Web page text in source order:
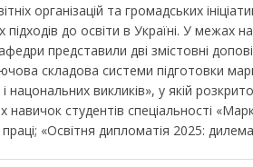
організацій та громадських
підходів до освіти в Україні. У межах
представили дві змістовні
складова системи підготовки
нацональних викликів», у якій
студентів спеціальності
«Освітня дипломатія 2025: